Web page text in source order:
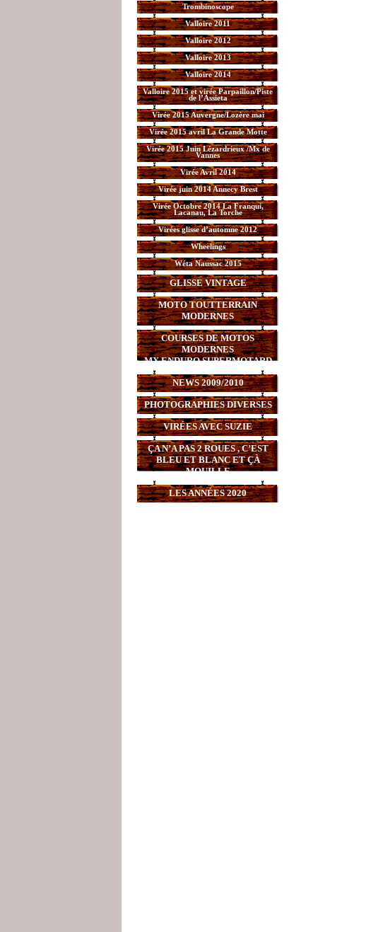
Trombinoscope
Valloire 2011
Valloire 2012
Valloire 2013
Valloire 2014
Valloire 2015 et virée Parpaillon/Piste
de l’Assieta
Virée 2015 Auvergne/Lozère mai
Virée 2015 avril La Grande Motte
Virée 2015 Juin Lézardrieux /Mx de
Vannes
Virée Avril 2014
Virée juin 2014 Annecy Brest
Virée Octobre 2014 La Franqui,
Lacanau, La Torche
Virées glisse d’automne 2012
Wheelings
Wéta Naussac 2015
GLISSE VINTAGE
MOTO TOUTTERRAIN
MODERNES
COURSES DE MOTOS
MODERNES
MX,ENDURO,SUPERMOTARD
NEWS 2009/2010
PHOTOGRAPHIES DIVERSES
VIRÉES AVEC SUZIE
ÇA N’A PAS 2 ROUES , C’EST
BLEU ET BLANC ET ÇÀ
MOUILLE
LES ANNÉES 2020